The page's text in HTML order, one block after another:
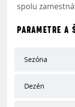
spolu
PARAMETRE A
Sezóna
Dezén